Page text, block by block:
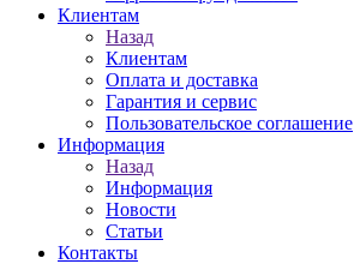
Клиентам
Назад
Клиентам
Оплата и доставка
Гарантия и сервис
Пользовательское соглашение
Информация
Назад
Информация
Новости
Статьи
Контакты